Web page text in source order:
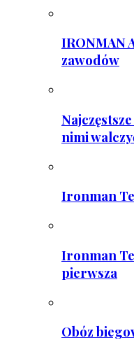
IRONMAN
zawodów
nimi
Ironman
Ironman
pierwsza
Obóz